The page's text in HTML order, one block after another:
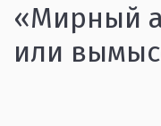
«Мирный
или